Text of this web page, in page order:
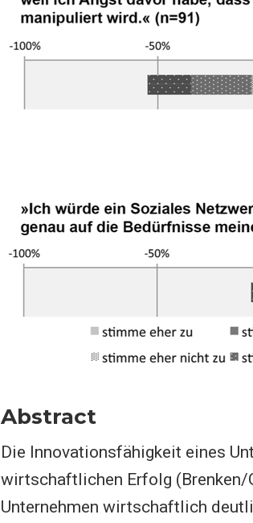
Abstract
Die Innovationsfähigkeit eines
wirtschaftlichen Erfolg (Brenken/
Unternehmen wirtschaftlich